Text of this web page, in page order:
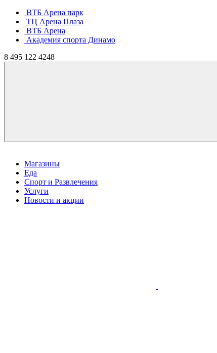
ВТБ Арена парк
ТЦ Арена Плаза
ВТБ Арена
Академия спорта Динамо
8 495 122 4248
Магазины
Еда
Спорт и Развлечения
Услуги
Новости и акции